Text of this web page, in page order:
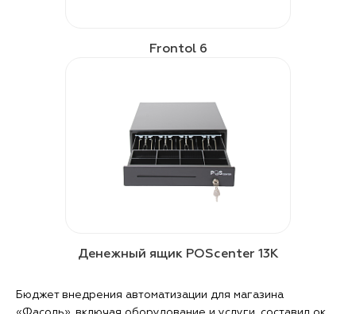
Frontol 6
Денежный ящик POScenter 13K
Бюджет внедрения автоматизации для магазина